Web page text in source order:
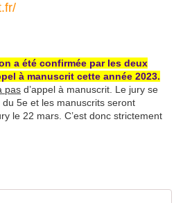
a été confirmée par les deux
à manuscrit cette année 2023.
pas d’appel à manuscrit. Le jury se
5e et les manuscrits seront
le 22 mars. C’est donc strictement